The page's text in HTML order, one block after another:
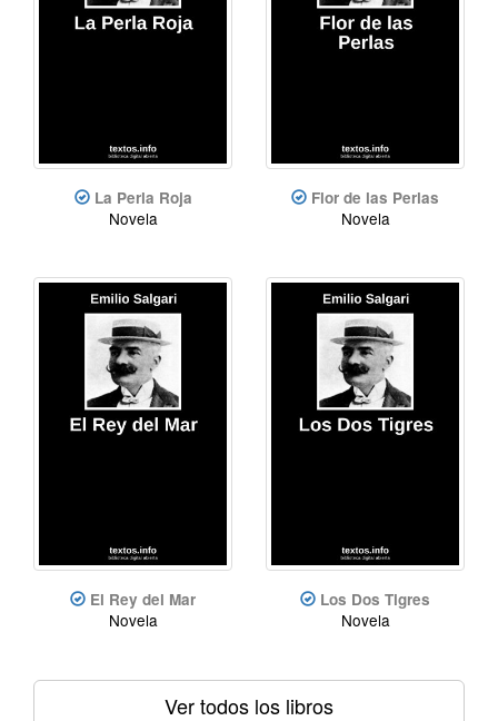
La Perla Roja
Novela
Flor de las Perlas
Novela
El Rey del Mar
Novela
Los Dos Tigres
Novela
Ver todos los libros